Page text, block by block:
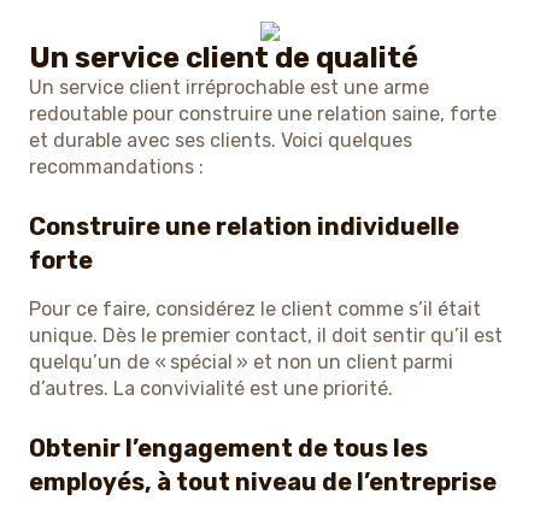
Un service client de qualité
Un service client irréprochable est une arme
redoutable pour construire une relation saine, forte
et durable avec ses clients. Voici quelques
recommandations :
Construire une relation individuelle
forte
Pour ce faire, considérez le client comme s’il était
unique. Dès le premier contact, il doit sentir qu’il est
quelqu’un de « spécial » et non un client parmi
d’autres. La convivialité est une priorité.
Obtenir l’engagement de tous les
employés, à tout niveau de l’entreprise